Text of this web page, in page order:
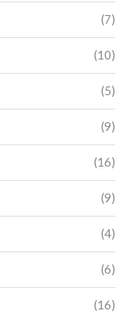
(7)
(10)
(5)
(9)
(16)
(9)
(4)
(6)
(16)